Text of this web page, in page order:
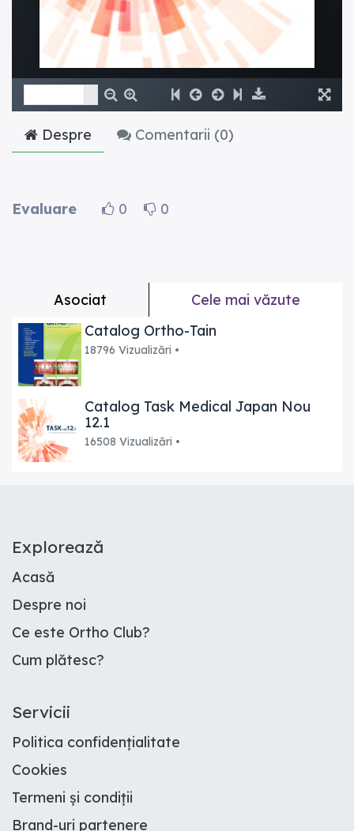
Asociat
Cele mai văzute
Catalog Ortho-Tain
18796 Vizualizări •
Catalog Task Medical Japan Nou
12.1
16508 Vizualizări •
Despre Comentarii (0)
Evaluare 0 0
E​xplorează
Acasă
Despre noi
Ce este Ortho Club?
Cum plătesc?
Servicii
Politica confidențialitate
Cookies
Termeni și condiții
Brand-uri partenere